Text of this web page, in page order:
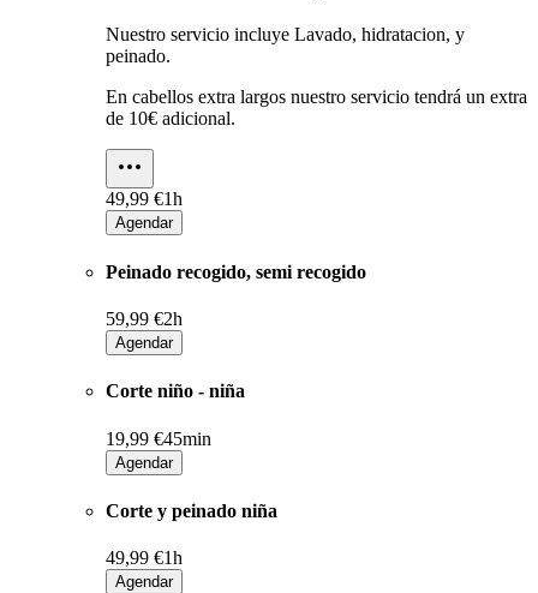
Nuestro servicio incluye Lavado, hidratacion, y
peinado.
En cabellos extra largos nuestro servicio tendrá un extra
de 10€ adicional.
49,99 €1h
Agendar
Peinado recogido, semi recogido
59,99 €2h
Agendar
Corte niño - niña
19,99 €45min
Agendar
Corte y peinado niña
49,99 €1h
Agendar